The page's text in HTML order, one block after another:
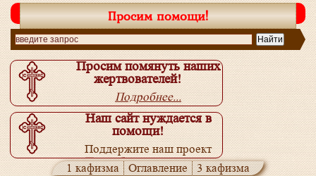
Просим помощи!
Просим помянуть наших
жертвователей!
Подробнее...
Наш сайт нуждается в
помощи!
Поддержите наш проект
Подробнее...
1 кафизма Оглавление 3 кафизма